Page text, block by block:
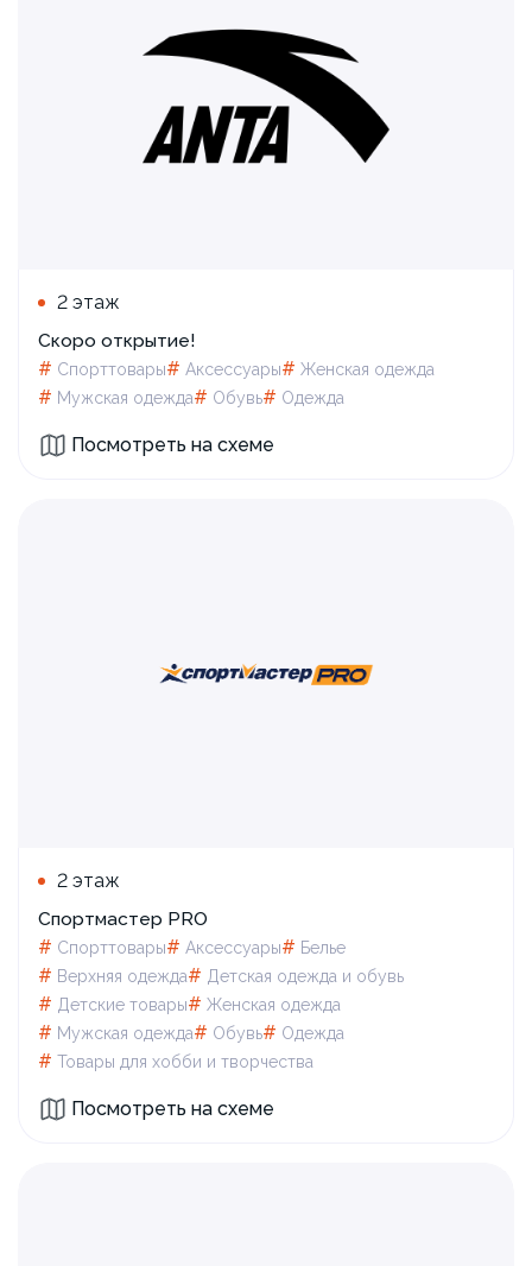
2 этаж
Скоро открытие!
# Спорттовары# Аксессуары# Женская одежда
# Мужская одежда# Обувь# Одежда
Посмотреть на схеме
2 этаж
Спортмастер PRO
# Спорттовары# Аксессуары# Белье
# Верхняя одежда# Детская одежда и обувь
# Детские товары# Женская одежда
# Мужская одежда# Обувь# Одежда
# Товары для xобби и творчества
Посмотреть на схеме